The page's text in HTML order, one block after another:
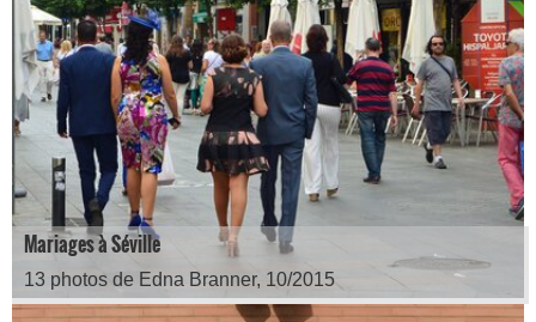
Mariages à Séville
13 photos de Edna Branner, 10/2015